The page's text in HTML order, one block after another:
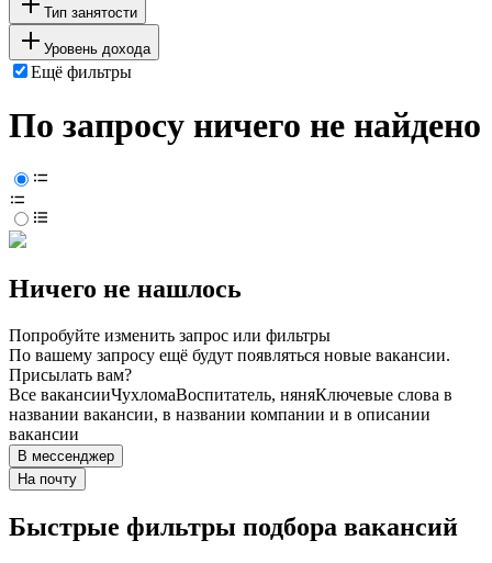
Тип занятости
Уровень дохода
Ещё фильтры
По запросу ничего не найдено
Ничего не нашлось
Попробуйте изменить запрос или фильтры
По вашему запросу ещё будут появляться новые вакансии.
Присылать вам?
Все вакансииЧухломаВоспитатель, няняКлючевые слова в
названии вакансии, в названии компании и в описании
вакансии
В мессенджер
На почту
Быстрые фильтры подбора вакансий